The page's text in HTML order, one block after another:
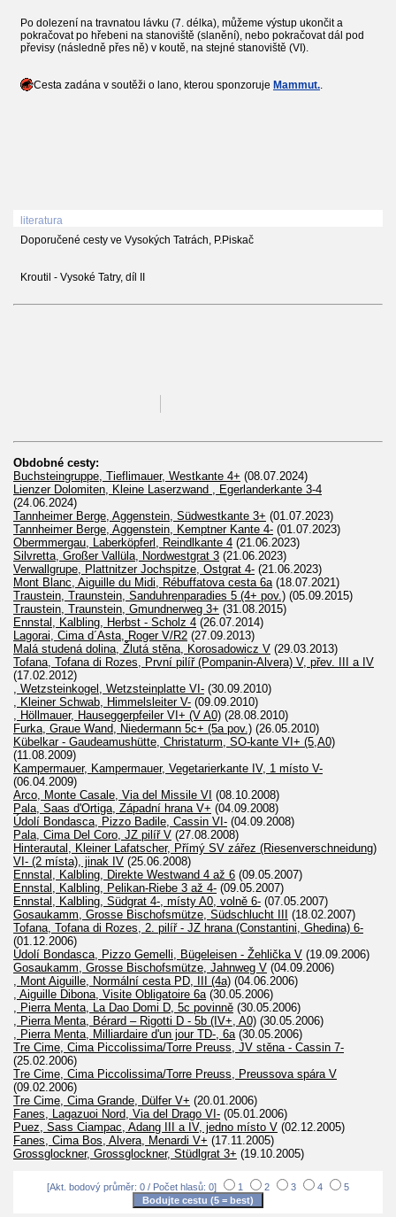
Po dolezení na travnatou lávku (7. délka), můžeme výstup ukončit a
pokračovat po hřebeni na stanoviště (slanění), nebo pokračovat dál pod
převisy (následně přes ně) v koutě, na stejné stanoviště (VI).
Cesta zadána v soutěži o lano, kterou sponzoruje Mammut.
literatura
Doporučené cesty ve Vysokých Tatrách, P.Piskač
Kroutil - Vysoké Tatry, díl II
Obdobné cesty:
Buchsteingruppe, Tieflimauer, Westkante 4+ (08.07.2024)
Lienzer Dolomiten, Kleine Laserzwand , Egerlanderkante 3-4
(24.06.2024)
Tannheimer Berge, Aggenstein, Südwestkante 3+ (01.07.2023)
Tannheimer Berge, Aggenstein, Kemptner Kante 4- (01.07.2023)
Obermmergau, Laberköpferl, Reindlkante 4 (21.06.2023)
Silvretta, Großer Vallüla, Nordwestgrat 3 (21.06.2023)
Verwallgrupe, Plattnitzer Jochspitze, Ostgrat 4- (21.06.2023)
Mont Blanc, Aiguille du Midi, Rébuffatova cesta 6a (18.07.2021)
Traustein, Traunstein, Sanduhrenparadies 5 (4+ pov.) (05.09.2015)
Traustein, Traunstein, Gmundnerweg 3+ (31.08.2015)
Ennstal, Kalbling, Herbst - Scholz 4 (26.07.2014)
Lagorai, Cima d´Asta, Roger V/R2 (27.09.2013)
Malá studená dolina, Žlutá stěna, Korosadowicz V (29.03.2013)
Tofana, Tofana di Rozes, První pilíř (Pompanin-Alvera) V, přev. III a IV
(17.02.2012)
, Wetzsteinkogel, Wetzsteinplatte VI- (30.09.2010)
, Kleiner Schwab, Himmelsleiter V- (09.09.2010)
, Höllmauer, Hauseggerpfeiler VI+ (V A0) (28.08.2010)
Furka, Graue Wand, Niedermann 5c+ (5a pov.) (26.05.2010)
Kübelkar - Gaudeamushütte, Christaturm, SO-kante VI+ (5,A0)
(11.08.2009)
Kampermauer, Kampermauer, Vegetarierkante IV, 1 místo V-
(06.04.2009)
Arco, Monte Casale, Via del Missile VI (08.10.2008)
Pala, Saas d'Ortiga, Západní hrana V+ (04.09.2008)
Údolí Bondasca, Pizzo Badile, Cassin VI- (04.09.2008)
Pala, Cima Del Coro, JZ pilíř V (27.08.2008)
Hinterautal, Kleiner Lafatscher, Přímý SV zářez (Riesenverschneidung)
VI- (2 místa), jinak IV (25.06.2008)
Ennstal, Kalbling, Direkte Westwand 4 až 6 (09.05.2007)
Ennstal, Kalbling, Pelikan-Riebe 3 až 4- (09.05.2007)
Ennstal, Kalbling, Südgrat 4-, místy A0, volně 6- (07.05.2007)
Gosaukamm, Grosse Bischofsmütze, Südschlucht III (18.02.2007)
Tofana, Tofana di Rozes, 2. pilíř - JZ hrana (Constantini, Ghedina) 6-
(01.12.2006)
Údolí Bondasca, Pizzo Gemelli, Bügeleisen - Žehlička V (19.09.2006)
Gosaukamm, Grosse Bischofsmütze, Jahnweg V (04.09.2006)
, Mont Aiguille, Normální cesta PD, III (4a) (04.06.2006)
, Aiguille Dibona, Visite Obligatoire 6a (30.05.2006)
, Pierra Menta, La Dao Domi D, 5c povinně (30.05.2006)
, Pierra Menta, Bérard – Rigotti D - 5b (IV+, A0) (30.05.2006)
, Pierra Menta, Milliardaire d'un jour TD-, 6a (30.05.2006)
Tre Cime, Cima Piccolissima/Torre Preuss, JV stěna - Cassin 7-
(25.02.2006)
Tre Cime, Cima Piccolissima/Torre Preuss, Preussova spára V
(09.02.2006)
Tre Cime, Cima Grande, Dülfer V+ (20.01.2006)
Fanes, Lagazuoi Nord, Via del Drago VI- (05.01.2006)
Puez, Sass Ciampac, Adang III a IV, jedno místo V (02.12.2005)
Fanes, Cima Bos, Alvera, Menardi V+ (17.11.2005)
Grossglockner, Grossglockner, Stüdlgrat 3+ (19.10.2005)
[Akt. bodový průměr: 0 / Počet hlasů: 0] 1 2 3 4 5